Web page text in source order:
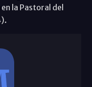
la Pastoral del